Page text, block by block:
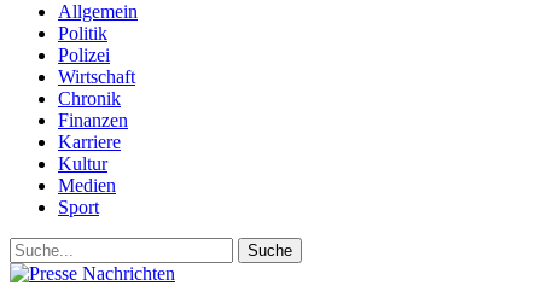
Allgemein
Politik
Polizei
Wirtschaft
Chronik
Finanzen
Karriere
Kultur
Medien
Sport